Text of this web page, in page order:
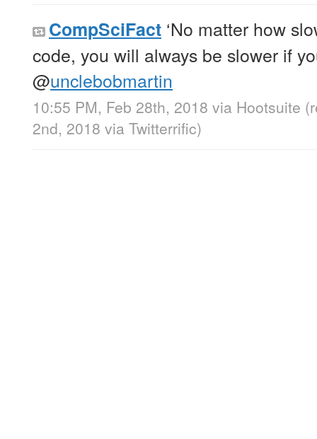
CompSciFact ‘No matter how
code, you will always be slower if
@unclebobmartin
10:55 PM, Feb 28th, 2018 via Hootsuite
2nd, 2018 via Twitterrific)